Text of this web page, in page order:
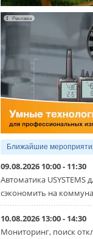
Реклама
Ближайшие
09.08.2026 10:00 - 11:30
Автоматика USYSTEMS
сэкономить на
10.08.2026 13:00 - 14:30
Мониторинг, поиск